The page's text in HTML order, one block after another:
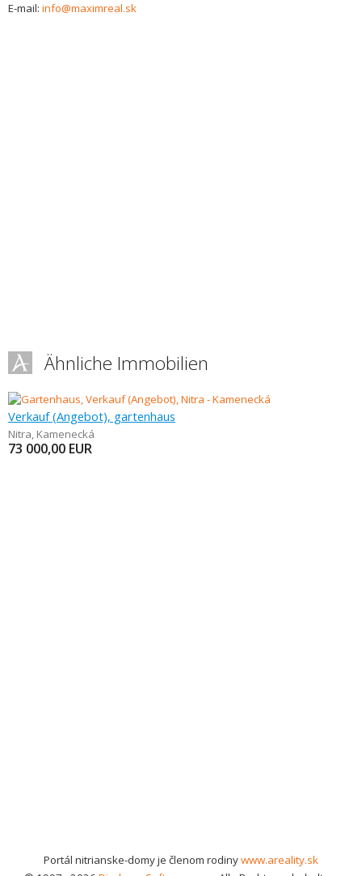
E-mail: info@maximreal.sk
Ähnliche Immobilien
Verkauf (Angebot), gartenhaus
Nitra, Kamenecká
73 000,00 EUR
Portál nitrianske-domy je členom rodinywww.areality.sk